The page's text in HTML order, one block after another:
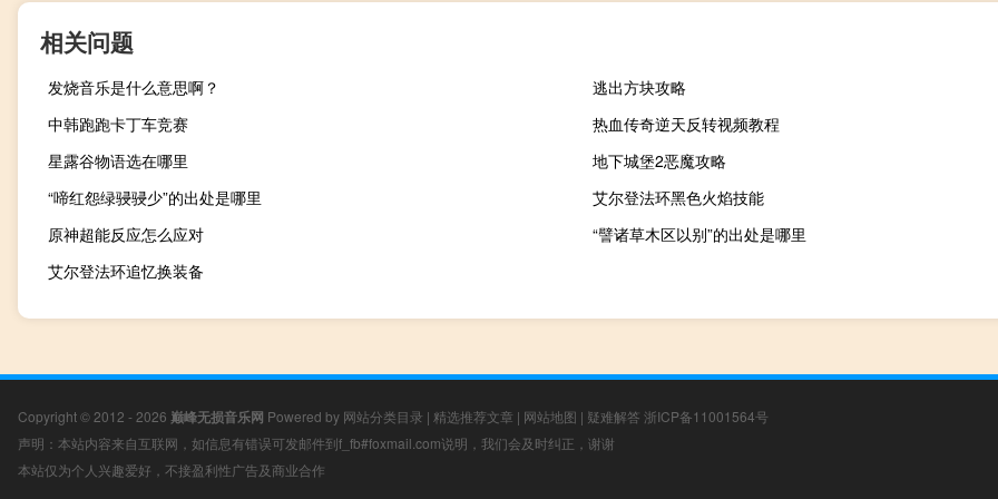
相关问题
发烧音乐是什么意思啊？
逃出方块攻略
中韩跑跑卡丁车竞赛
热血传奇逆天反转视频教程
星露谷物语选在哪里
地下城堡2恶魔攻略
“啼红怨绿骎骎少”的出处是哪里
艾尔登法环黑色火焰技能
原神超能反应怎么应对
“譬诸草木区以别”的出处是哪里
艾尔登法环追忆换装备
Copyright © 2012 - 2026 巅峰无损音乐网 Powered by 网站分类目录 | 精选推荐文章 | 网站地图 | 疑难解答 浙ICP备11001564号
声明：本站内容来自互联网，如信息有错误可发邮件到f_fb#foxmail.com说明，我们会及时纠正，谢谢
本站仅为个人兴趣爱好，不接盈利性广告及商业合作